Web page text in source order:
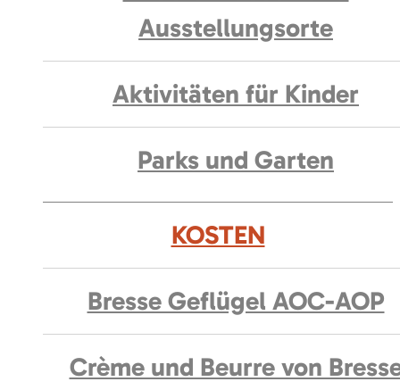
Ausstellungsorte
Aktivitäten für Kinder
Parks und Garten
KOSTEN
Bresse Geflügel AOC-AOP
Crème und Beurre von